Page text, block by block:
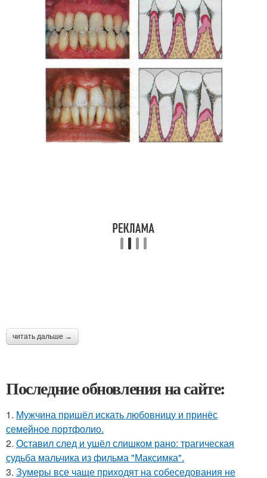
читать дальше →
Последние обновления на сайте:
1. Мужчина пришёл искать любовницу и принёс
семейное портфолио.
2. Оставил след и ушёл слишком рано: трагическая
судьба мальчика из фильма "Максимка".
3. Зумеры все чаще приходят на собеседования не